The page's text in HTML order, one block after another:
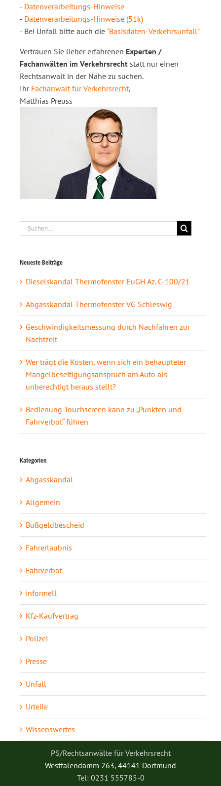
- Datenverarbeitungs-Hinweise
- Datenverarbeitungs-Hinweise (51k)
- Bei Unfall bitte auch die "Basisdaten-Verkehrsunfall"
Vertrauen Sie lieber erfahrenen Experten /
Fachanwälten im Verkehrsrecht statt nur einen
Rechtsanwalt in der Nähe zu suchen.
Ihr Fachanwalt für Verkehrsrecht,
Matthias Preuss
Suche
nach:
Neueste Beiträge
Dieselskandal Thermofenster EuGH Az. C-100/21
Abgasskandal Thermofenster VG Schleswig
Geschwindigkeitsmessung durch Nachfahren zur
Nachtzeit
Wer trägt die Kosten, wenn sich ein behaupteter
Mangelbeseitigungsanspruch am Auto als
unberechtigt heraus stellt?
Bedienung Touchscreen kann zu „Punkten und
Fahrverbot“ führen
Kategorien
Abgasskandal
Allgemein
Bußgeldbescheid
Fahrerlaubnis
Fahrverbot
informell
Kfz-Kaufvertrag
Polizei
Presse
Unfall
Urteile
Wissenswertes
PS/Rechtsanwälte für Verkehrsrecht
Westfalendamm 263, 44141 Dortmund
Tel: 0231 555785-0